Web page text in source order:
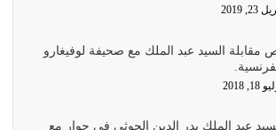
هو الإعراض عن ذكر الله وعن هدى الله
الكريم
23, 2019
مقابلة السيد عبد الملك مع صحيفة لوفيغارو
2018
عبد الملك بدر الدين الحوثي في حوار مع